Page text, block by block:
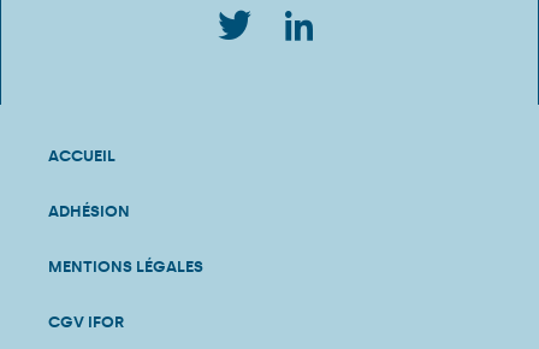
ACCUEIL
ADHÉSION
MENTIONS LÉGALES
CGV IFOR